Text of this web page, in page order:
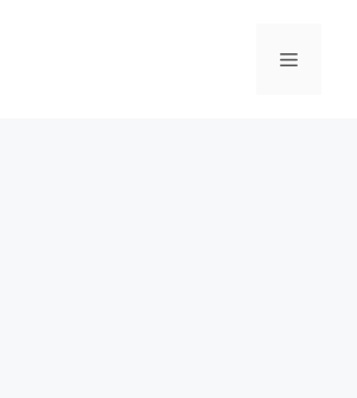
메